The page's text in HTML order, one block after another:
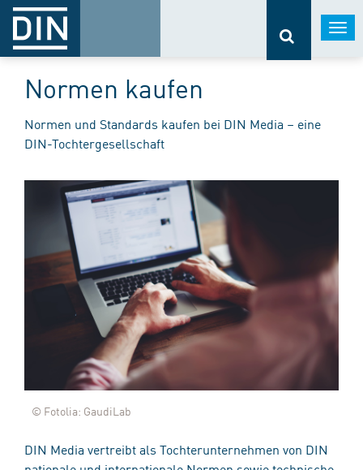
Normen kaufen
Normen und Standards kaufen bei DIN Media – eine
DIN-Tochtergesellschaft
© Fotolia: GaudiLab
DIN Media vertreibt als Tochterunternehmen von DIN